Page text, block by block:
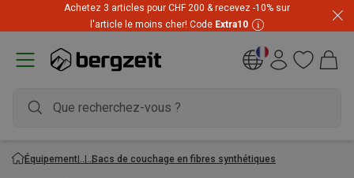
Achetez 3 articles pour CHF 200 & recevez -10% sur
l'article le moins cher! Code Extra10
Équipement Sacs de couchage en fibres synthétiques